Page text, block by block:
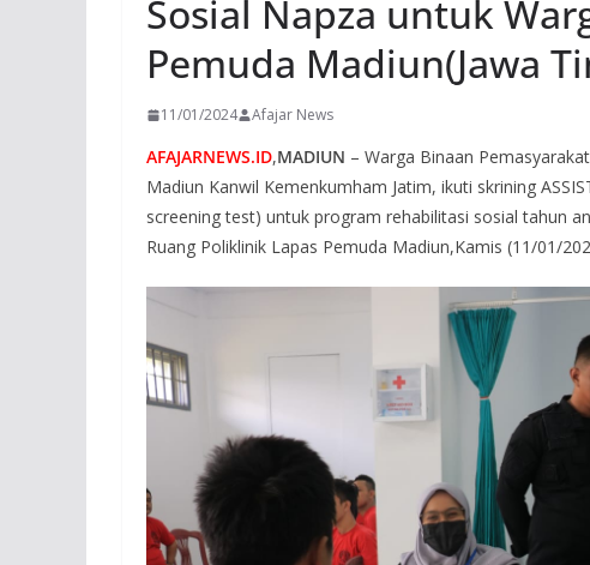
Sosial Napza untuk
Pemuda Madiun(Jawa
11/01/2024 Afajar News
AFAJARNEWS.ID,MADIUN – Warga Binaan
Madiun Kanwil Kemenkumham Jatim, ikuti skrining
screening test) untuk program rehabilitasi sosial tahun
Ruang Poliklinik Lapas Pemuda Madiun,Kamis (11/01/